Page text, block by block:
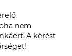
nem
A kérést